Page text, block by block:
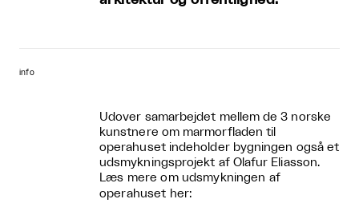
info
Udover samarbejdet mellem de 3 norske
kunstnere om marmorfladen til
operahuset indeholder bygningen også et
udsmykningsprojekt af Olafur Eliasson.
Læs mere om udsmykningen af
operahuset her: